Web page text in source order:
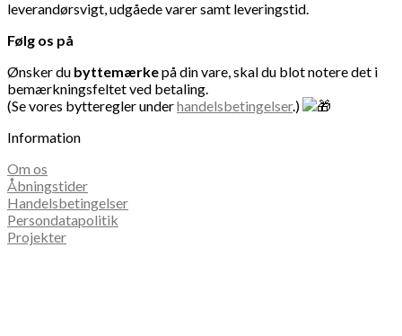
leverandørsvigt, udgåede varer samt leveringstid.
Følg os på
Ønsker du byttemærkepå din vare, skal du blot notere det i
bemærkningsfeltet ved betaling.
(Se vores bytteregler underhandelsbetingelser.)
Information
Om os
Åbningstider
Handelsbetingelser
Persondatapolitik
Projekter